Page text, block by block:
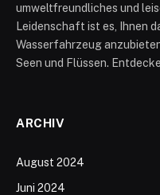
umweltfreundliches und
Leidenschaft ist es, Ihnen
Wasserfahrzeug
Seen und Flüssen.
ARCHIV
August 2024
Juni 2024